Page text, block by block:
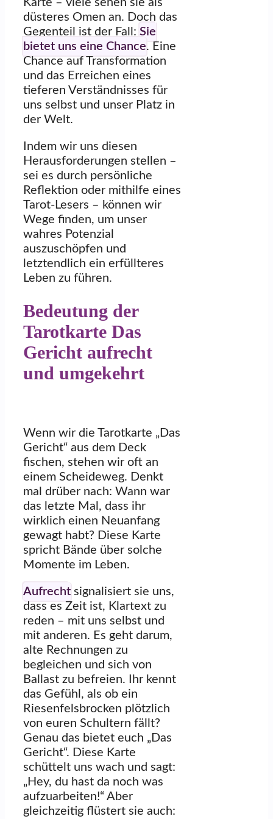
Karte – viele sehen sie als
düsteres Omen an. Doch das
Gegenteil ist der Fall: Sie
bietet uns eine Chance. Eine
Chance auf Transformation
und das Erreichen eines
tieferen Verständnisses für
uns selbst und unser Platz in
der Welt.
Indem wir uns diesen
Herausforderungen stellen –
sei es durch persönliche
Reflektion oder mithilfe eines
Tarot-Lesers – können wir
Wege finden, um unser
wahres Potenzial
auszuschöpfen und
letztendlich ein erfüllteres
Leben zu führen.
Bedeutung der
Tarotkarte Das
Gericht aufrecht
und umgekehrt
Wenn wir die Tarotkarte „Das
Gericht“ aus dem Deck
fischen, stehen wir oft an
einem Scheideweg. Denkt
mal drüber nach: Wann war
das letzte Mal, dass ihr
wirklich einen Neuanfang
gewagt habt? Diese Karte
spricht Bände über solche
Momente im Leben.
Aufrecht signalisiert sie uns,
dass es Zeit ist, Klartext zu
reden – mit uns selbst und
mit anderen. Es geht darum,
alte Rechnungen zu
begleichen und sich von
Ballast zu befreien. Ihr kennt
das Gefühl, als ob ein
Riesenfelsbrocken plötzlich
von euren Schultern fällt?
Genau das bietet euch „Das
Gericht“. Diese Karte
schüttelt uns wach und sagt:
„Hey, du hast da noch was
aufzuarbeiten!“ Aber
gleichzeitig flüstert sie auch: